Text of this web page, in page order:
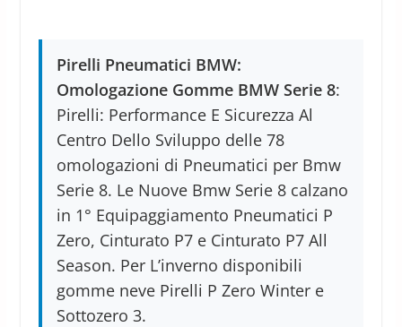
Pirelli Pneumatici BMW:
Omologazione Gomme BMW Serie 8:
Pirelli: Performance E Sicurezza Al
Centro Dello Sviluppo delle 78
omologazioni di Pneumatici per Bmw
Serie 8. Le Nuove Bmw Serie 8 calzano
in 1° Equipaggiamento Pneumatici P
Zero, Cinturato P7 e Cinturato P7 All
Season. Per L’inverno disponibili
gomme neve Pirelli P Zero Winter e
Sottozero 3.